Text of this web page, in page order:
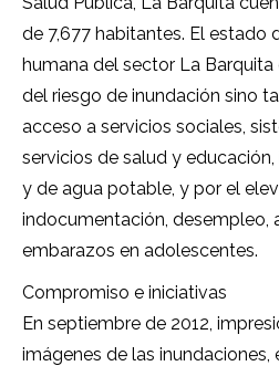
de 7,677 habitantes. El estado
humana del sector La
del riesgo de inundación sino
acceso a servicios sociales,
servicios de salud y
y de agua potable, y por el
indocumentación, desempleo,
embarazos en adolescentes.
Compromiso e iniciativas
En septiembre de 2012,
imágenes de las inundaciones,